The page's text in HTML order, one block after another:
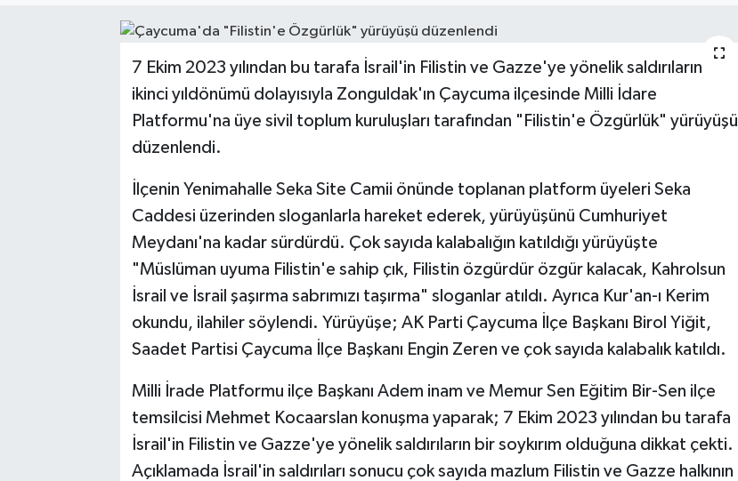
7 Ekim 2023 yılından bu tarafa İsrail'in Filistin ve Gazze'ye yönelik saldırıların
ikinci yıldönümü dolayısıyla Zonguldak'ın Çaycuma ilçesinde Milli İdare
Platformu'na üye sivil toplum kuruluşları tarafından "Filistin'e Özgürlük" yürüyüşü
düzenlendi.
İlçenin Yenimahalle Seka Site Camii önünde toplanan platform üyeleri Seka
Caddesi üzerinden sloganlarla hareket ederek, yürüyüşünü Cumhuriyet
Meydanı'na kadar sürdürdü. Çok sayıda kalabalığın katıldığı yürüyüşte
"Müslüman uyuma Filistin'e sahip çık, Filistin özgürdür özgür kalacak, Kahrolsun
İsrail ve İsrail şaşırma sabrımızı taşırma" sloganlar atıldı. Ayrıca Kur'an-ı Kerim
okundu, ilahiler söylendi. Yürüyüşe; AK Parti Çaycuma İlçe Başkanı Birol Yiğit,
Saadet Partisi Çaycuma İlçe Başkanı Engin Zeren ve çok sayıda kalabalık katıldı.
Milli İrade Platformu ilçe Başkanı Adem inam ve Memur Sen Eğitim Bir-Sen ilçe
temsilcisi Mehmet Kocaarslan konuşma yaparak; 7 Ekim 2023 yılından bu tarafa
İsrail'in Filistin ve Gazze'ye yönelik saldırıların bir soykırım olduğuna dikkat çekti.
Açıklamada İsrail'in saldırıları sonucu çok sayıda mazlum Filistin ve Gazze halkının